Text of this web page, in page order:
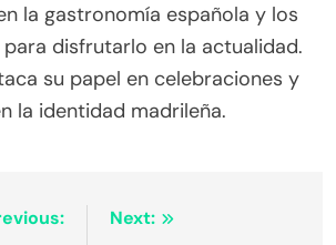
la gastronomía española y los
disfrutarlo en la actualidad.
su papel en celebraciones y
la identidad madrileña.
Next: